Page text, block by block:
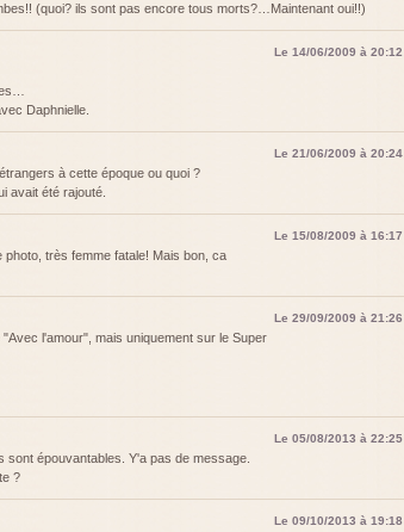
(quoi? ils sont pas encore tous morts?…Maintenant oui!!)
Le 14/06/2009 à 20:12
Daphnielle.
Le 21/06/2009 à 20:24
à cette époque ou quoi ?
avait été rajouté.
Le 15/08/2009 à 16:17
très femme fatale! Mais bon, ca
Le 29/09/2009 à 21:26
l'amour", mais uniquement sur le Super
Le 05/08/2013 à 22:25
épouvantables. Y'a pas de message.
?
Le 09/10/2013 à 19:18